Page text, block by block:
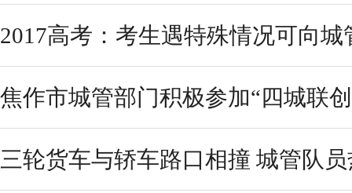
2017高考：考生遇特殊情况可向城
焦作市城管部门积极参加“四城联
三轮货车与轿车路口相撞 城管队